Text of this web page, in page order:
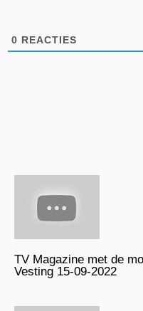
0 REACTIES
TV Magazine met de
Vesting 15-09-2022